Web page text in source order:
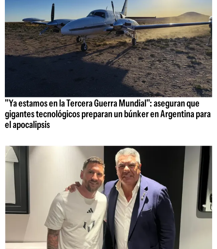
"Ya estamos en la Tercera Guerra Mundial": aseguran que
gigantes tecnológicos preparan un búnker en Argentina para
el apocalipsis